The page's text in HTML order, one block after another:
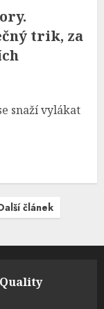
trik, za
snaží vylákat
článek
Quality